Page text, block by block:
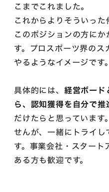
こまでこれました。
これからよりそういった
このポジションの方に
す。プロスポーツ界の
やるようなイメージです。
具体的には、 経営ボード
ら、認知獲得を自分で
だけたらと思っていま
せんが、一緒にトライ
す。事業会社・スター
ある方も歓迎です。